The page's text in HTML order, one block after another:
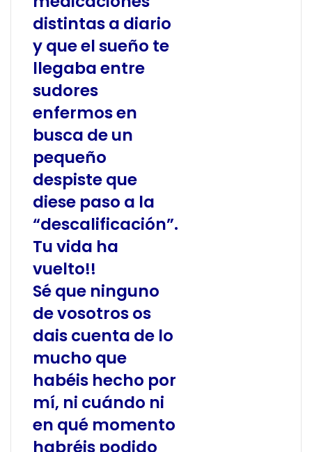
distintas a diario
y que el sueño te
llegaba entre
sudores
enfermos en
busca de un
pequeño
despiste que
diese paso a la
“descalificación”.
Tu vida ha
vuelto!!
Sé que ninguno
de vosotros os
dais cuenta de lo
mucho que
habéis hecho por
mí, ni cuándo ni
en qué momento
habréis podido